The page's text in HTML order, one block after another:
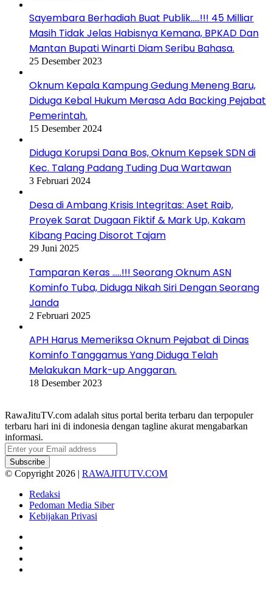
Sayembara Berhadiah Buat Publik…..!!! 45 Milliar
Masih Tidak Jelas Habisnya Kemana, BPKAD Dan
Mantan Bupati Winarti Diam Seribu Bahasa.
25 Desember 2023
Oknum Kepala Kampung Gedung Meneng Baru,
Diduga Kebal Hukum Merasa Ada Backing Pejabat
Pemerintah.
15 Desember 2024
Diduga Korupsi Dana Bos, Oknum Kepsek SDN di
Kec. Talang Padang Tuding Dua Wartawan
3 Februari 2024
Desa di Ambang Krisis Integritas: Aset Raib,
Proyek Sarat Dugaan Fiktif & Mark Up, Kakam
Kibang Pacing Disorot Tajam
29 Juni 2025
Tamparan Keras …..!!! Seorang Oknum ASN
Kominfo Tuba, Diduga Nikah Siri Dengan Seorang
Janda
2 Februari 2025
APH Harus Memeriksa Oknum Pejabat di Dinas
Kominfo Tanggamus Yang Diduga Telah
Melakukan Mark-up Anggaran.
18 Desember 2023
RawaJituTV.com adalah situs portal berita terbaru dan terpopuler
terbaru hari ini di indonesia dengan tagline akurat mengabarkan
informasi.
Enter
your
Email
address
© Copyright 2026 | RAWAJITUTV.COM
Redaksi
Pedoman Media Siber
Kebijakan Privasi